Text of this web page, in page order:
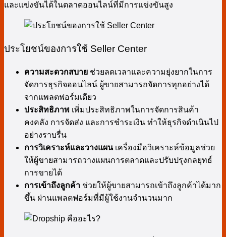
และแข่งขันได้ในตลาดออนไลน์ที่มีการแข่งขันสูง
ประโยชน์ของการใช้ Seller Center
ความสะดวกสบาย ช่วยลดเวลาและความยุ่งยากในการ
จัดการธุรกิจออนไลน์ ผู้ขายสามารถจัดการทุกอย่างได้
จากแพลตฟอร์มเดียว
ประสิทธิภาพ เพิ่มประสิทธิภาพในการจัดการสินค้า
คงคลัง การจัดส่ง และการชำระเงิน ทำให้ธุรกิจดำเนินไป
อย่างราบรื่น
การวิเคราะห์และวางแผนเครื่องมือวิเคราะห์ข้อมูลช่วย
ให้ผู้ขายสามารถวางแผนการตลาดและปรับปรุงกลยุทธ์
การขายได้
การเข้าถึงลูกค้า ช่วยให้ผู้ขายสามารถเข้าถึงลูกค้าได้มาก
ขึ้น ผ่านแพลตฟอร์มที่มีผู้ใช้งานจำนวนมาก